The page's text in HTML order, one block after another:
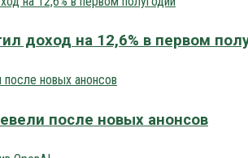
доход на 12,6% в первом
после новых анонсов